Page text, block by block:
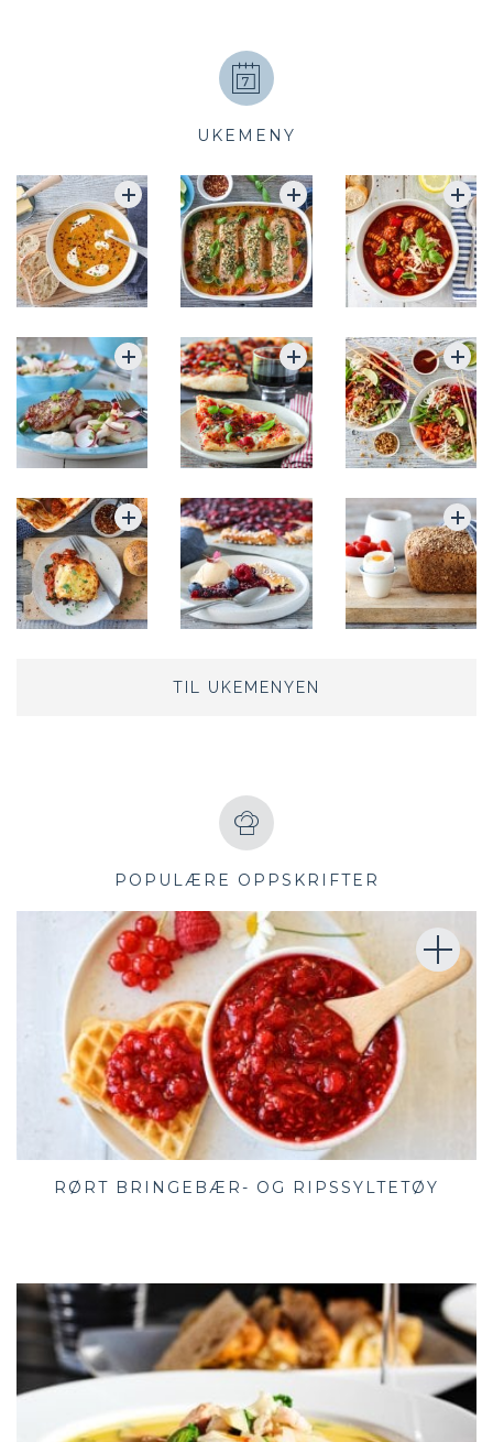
UKEMENY
TIL UKEMENYEN
POPULÆRE OPPSKRIFTER
RØRT BRINGEBÆR- OG RIPSSYLTETØY